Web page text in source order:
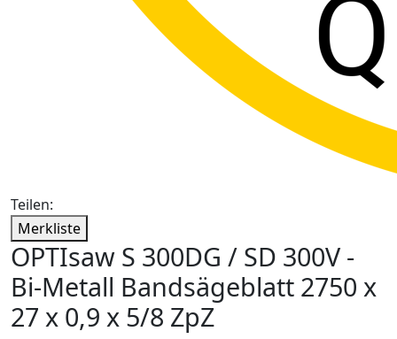
Teilen:
Merkliste
OPTIsaw S 300DG / SD 300V -
Bi-Metall Bandsägeblatt 2750 x
27 x 0,9 x 5/8 ZpZ